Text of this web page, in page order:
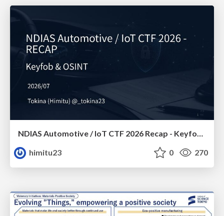
NDIAS Automotive / IoT CTF 2026 Recap - Keyfob & OSINT
himitu23
0 270